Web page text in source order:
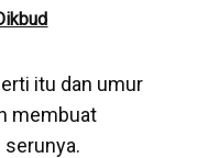
itu dan umur
membuat
serunya.